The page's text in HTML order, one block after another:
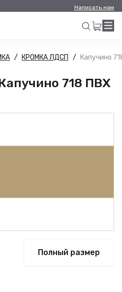
Написать нам
Искать
КРОМКА ЛДСП Капучино
718 ПВХ
Полный размер